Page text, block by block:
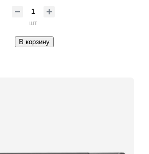
шт
В корзину